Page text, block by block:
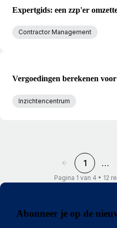
Expertgids: een zzp'er
Contractor Management
Vergoedingen berekenen
Inzichtencentrum
1 …
Pagina 1 van 4 • 12
Abonneer je op de